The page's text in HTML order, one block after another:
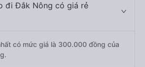
đi Đắk Nông có giá rẻ
có mức giá là 300.000 đồng của